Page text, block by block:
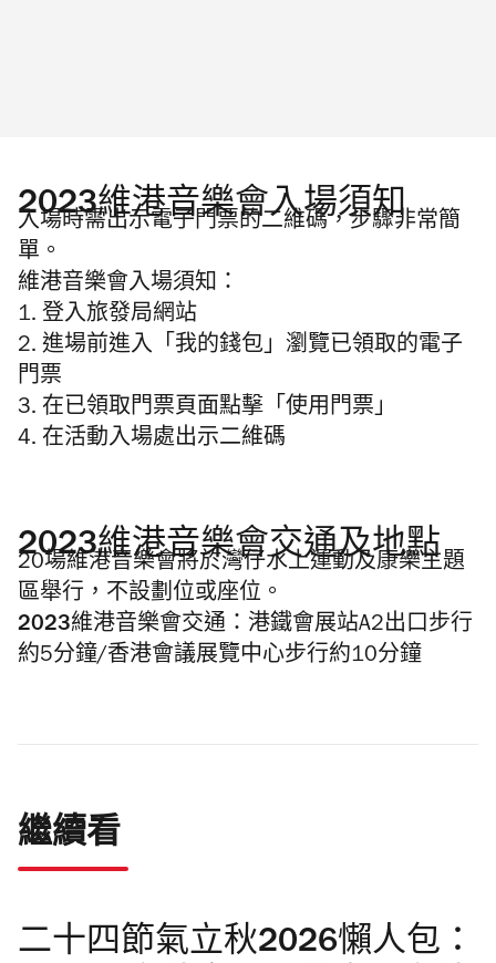
2023維港音樂會入場須知
入場時需出示電子門票的二維碼，步驟非常簡
單。
維港音樂會入場須知：
1. 登入旅發局網站
2. 進場前進入「我的錢包」瀏覽已領取的電子
門票
3. 在已領取門票頁面點擊「使用門票」
4. 在活動入場處出示二維碼
2023維港音樂會交通及地點
20場維港音樂會將於灣仔水上運動及康樂主題
區舉行，不設劃位或座位。
2023維港音樂會交通： 港鐵會展站A2出口步行
約5分鐘/香港會議展覽中心步行約10分鐘
繼續看
二十四節氣立秋2026懶人包：